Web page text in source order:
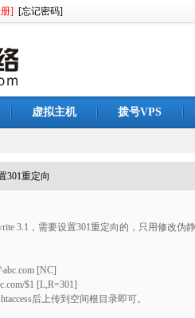
] [忘记密码]
虚拟主机 拨号VPS
301重定向
3.1，需要设置301重定向的，只用修改伪
[NC]
$1 [L,R=301]
后上传到空间根目录即可。